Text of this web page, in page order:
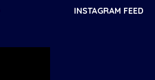
INSTAGRAM FEED